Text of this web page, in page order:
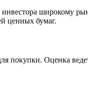
инвестора широкому
ценных бумаг.
покупки. Оценка